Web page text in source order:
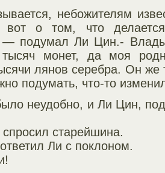
небожителям
о том, что
— подумал Ли Цин.-
монет, да моя
лянов серебра. Он же
подумать, что-то
неудобно, и Ли Цин,
старейшина.
Ли с поклоном.